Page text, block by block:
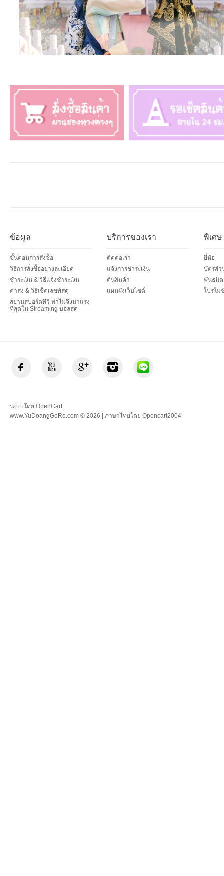
ข้อมูล
ขั้นตอนการสั่งซื้อ
วิธีการสั่งซื้ออย่างละเอียด
ชำระเงิน & วิธีแจ้งชำระเงิน
ค่าส่ง & วิธีเช็คเลขพัสดุ
สยามสปอร์ตทีวี ทำไมจึงมาแรง
ที่สุดใน Streaming บอลสด
บริการของเรา
ติดต่อเรา
แจ้งการชำระเงิน
คืนสินค้า
แผนผังเว็บไซต์
พิเศษ
ยี่ห้อ
บัตรส่ว
พันธมิต
โปรโม
ระบบโดย OpenCart
www.YuDoangGoRo.com © 2026 | ภาษาไทยโดย Opencart2004